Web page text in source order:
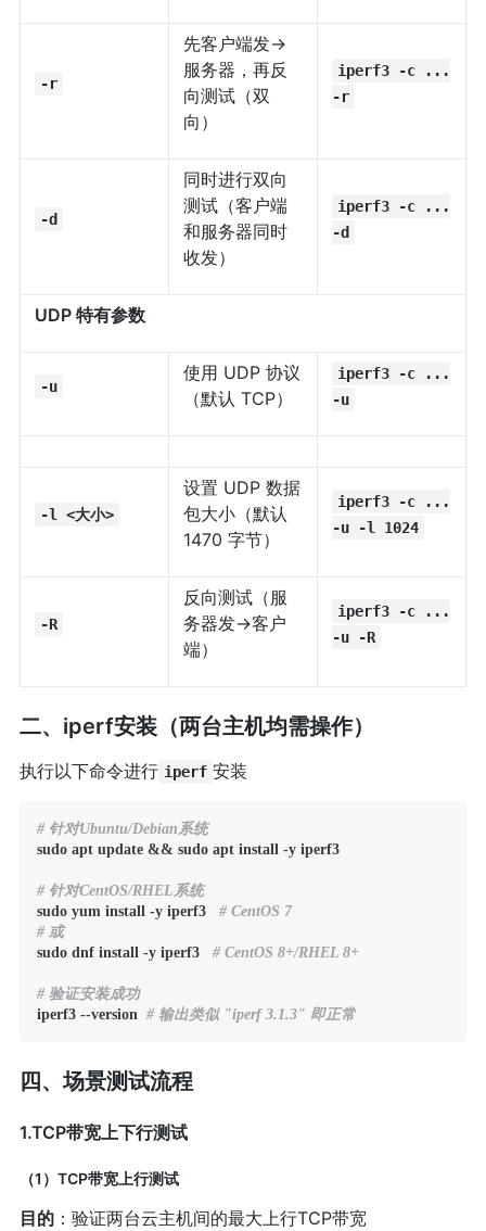
-r
先客户端发→
服务器，再反
向测试（双
向）
iperf3 -c ...
-r
-d
同时进行双向
测试（客户端
和服务器同时
收发）
iperf3 -c ...
-d
UDP 特有参数
-u
使用 UDP 协议
（默认 TCP）
iperf3 -c ...
-u
-l <大小>
设置 UDP 数据
包大小（默认
1470 字节）
iperf3 -c ...
-u -l 1024
-R
反向测试（服
务器发→客户
端）
iperf3 -c ...
-u -R
二、iperf安装（两台主机均需操作）
执行以下命令进行 iperf 安装
# 针对Ubuntu/Debian系统
sudo apt update && sudo apt install -y iperf3
# 针对CentOS/RHEL系统
sudo yum install -y iperf3 # CentOS 7
# 或
sudo dnf install -y iperf3 # CentOS 8+/RHEL 8+
# 验证安装成功
iperf3 --version # 输出类似 "iperf 3.1.3" 即正常
四、场景测试流程
1.TCP带宽上下行测试
（1）TCP带宽上行测试
目的：验证两台云主机间的最大上行TCP带宽